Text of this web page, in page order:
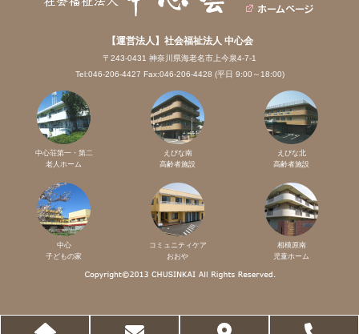
【運営法人】社会福祉法人 中心会
〒243-0431 神奈川県海老名市上今泉4-7-1
Tel:046-206-4427 Fax:046-206-4428 (平日 9:00～18:00)
中心荘第一・第二
老人ホーム
えびな南
高齢者施設
えびな北
高齢者施設
中心
子どもの家
コミュニティケア
おおや
相模原南
児童ホーム